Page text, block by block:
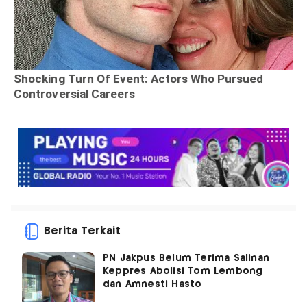
Berita Terkait
PN Jakpus Belum Terima Salinan
Keppres Abolisi Tom Lembong
dan Amnesti Hasto